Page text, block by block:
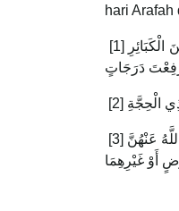
hari
[1] مَعْنَاهُ يُكَفِّرُ ذُنُوبَ صَائِمِهِ فِي السَّنَتَيْنِ قَالُوا وَالْمُرَادُ بِهَا الصَّغَائِرُ وَسَبَقَ بَيَانُ مِثْلِ هَذَا فِي تَكْفِيرِ الْخَطَايَا بِالْوُضُوءِ وَذَكَرْنَا هُنَاكَ أَنَّهُ إِنْ لَمْ تَكُنْ صَغَائِرُ يُرْجَى التَّخْفِيفُ مِنَ الْكَبَائِرِ
[3] متأول علي انها لم تره ولا يَلْزَمْ مِنْهُ تَرْكُهُ فِي نَفْسِ الْأَمْرِ لِأَنَّهُ صَلَّى اللَّهُ عَلَيْهِ وَسَلَّمَ كَانَ يَكُونُ عِنْدَهَا فِي يَوْمٍ مِنْ تِسْعَةِ أَيَّامٍ وَالْبَاقِي عِنْدَ بَاقِي أُمَّهَاتِ الْمُؤْمِنِينَ رَضِيَ اللَّهُ عَنْهُنَّ
أَوْ غَيْرِهِمَا